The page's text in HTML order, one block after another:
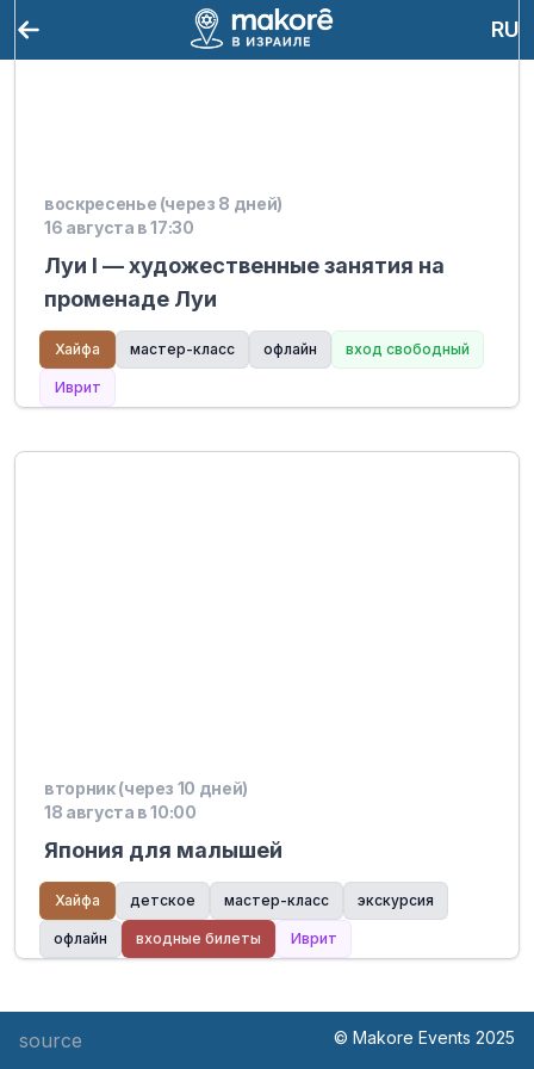
RU
воскресенье (через 8 дней)
16 августа в 17:30
Луи I — художественные занятия на
променаде Луи
Хайфа мастер-класс офлайн вход свободный
Иврит
вторник (через 10 дней)
18 августа в 10:00
Япония для малышей
Хайфа детское мастер-класс экскурсия
офлайн входные билеты Иврит
source © Makore Events 2025